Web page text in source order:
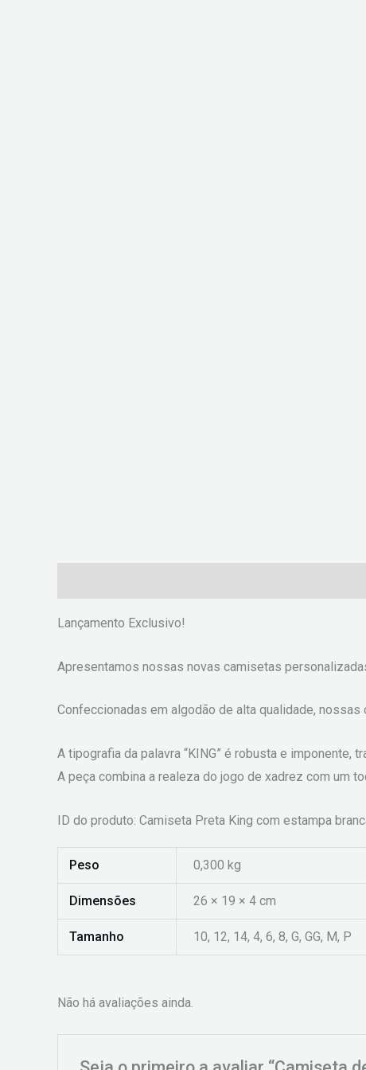
Lançamento Exclusivo!
Apresentamos nossas novas camisetas
Confeccionadas em algodão de alta qualidade,
A tipografia da palavra “KING” é robusta e imponente,
A peça combina a realeza do jogo de xadrez com um
ID do produto: Camiseta Preta King com estampa
Peso 0,300 kg
Dimensões 26 × 19 × 4 cm
Tamanho 10, 12, 14, 4, 6, 8, G, GG, M, P
Não há avaliações ainda.